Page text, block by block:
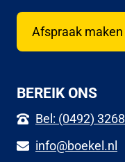
Afspraak maken
BEREIK ONS
Bel: (0492)
info@boekel.nl